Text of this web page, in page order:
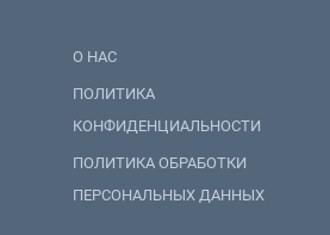
О НАС
ПОЛИТИКА
КОНФИДЕНЦИАЛЬНОСТИ
ПОЛИТИКА ОБРАБОТКИ
ПЕРСОНАЛЬНЫХ ДАННЫХ